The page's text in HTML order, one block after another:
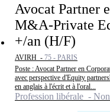
Avocat Partner
M&A-Private
+/an (H/F)
AVIRH - 75 - PARIS
Poste : Avocat Partner en
avec perspective d'Equity
en anglais à l'écrit et à l'oral...
Profession libérale -